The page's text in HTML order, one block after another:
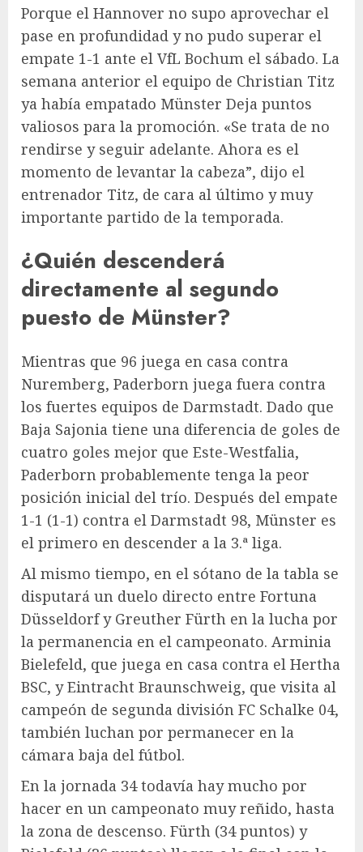
Porque el Hannover no supo aprovechar el
pase en profundidad y no pudo superar el
empate 1-1 ante el VfL Bochum el sábado. La
semana anterior el equipo de Christian Titz
ya había empatado Münster Deja puntos
valiosos para la promoción. «Se trata de no
rendirse y seguir adelante. Ahora es el
momento de levantar la cabeza”, dijo el
entrenador Titz, de cara al último y muy
importante partido de la temporada.
¿Quién descenderá
directamente al segundo
puesto de Münster?
Mientras que 96 juega en casa contra
Nuremberg, Paderborn juega fuera contra
los fuertes equipos de Darmstadt. Dado que
Baja Sajonia tiene una diferencia de goles de
cuatro goles mejor que Este-Westfalia,
Paderborn probablemente tenga la peor
posición inicial del trío. Después del empate
1-1 (1-1) contra el Darmstadt 98, Münster es
el primero en descender a la 3.ª liga.
Al mismo tiempo, en el sótano de la tabla se
disputará un duelo directo entre Fortuna
Düsseldorf y Greuther Fürth en la lucha por
la permanencia en el campeonato. Arminia
Bielefeld, que juega en casa contra el Hertha
BSC, y Eintracht Braunschweig, que visita al
campeón de segunda división FC Schalke 04,
también luchan por permanecer en la
cámara baja del fútbol.
En la jornada 34 todavía hay mucho por
hacer en un campeonato muy reñido, hasta
la zona de descenso. Fürth (34 puntos) y